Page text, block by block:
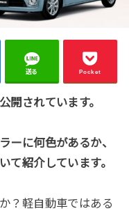
送る Pocket
開されています。
ーに何色があるか、
て紹介しています。
？軽自動車ではある